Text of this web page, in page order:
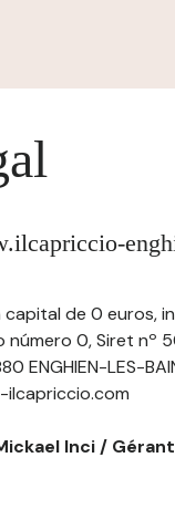
capital de 0 euros,
número 0, Siret
ENGHIEN-LES-
Inci /